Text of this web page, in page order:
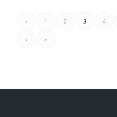
‹ 1 2 3 4
› »